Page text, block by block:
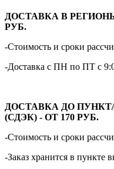
ДОСТАВКА В
РУБ.
-Стоимость и сроки
-Доставка с ПН по ПТ с
ДОСТАВКА ДО
(СДЭК) - ОТ 170 РУБ.
-Стоимость и сроки
-Заказ хранится в пункте